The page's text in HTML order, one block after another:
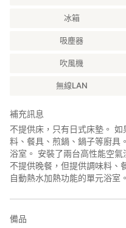
冰箱
吸塵器
吹風機
無線LAN
補充訊息
不提供床，只有日式床墊。
料、餐具、煎鍋、鍋子等廚具
浴室。 安裝了兩台高性能空
不提供晚餐，但提供調味料、
自動熱水加熱功能的單元浴室
備品